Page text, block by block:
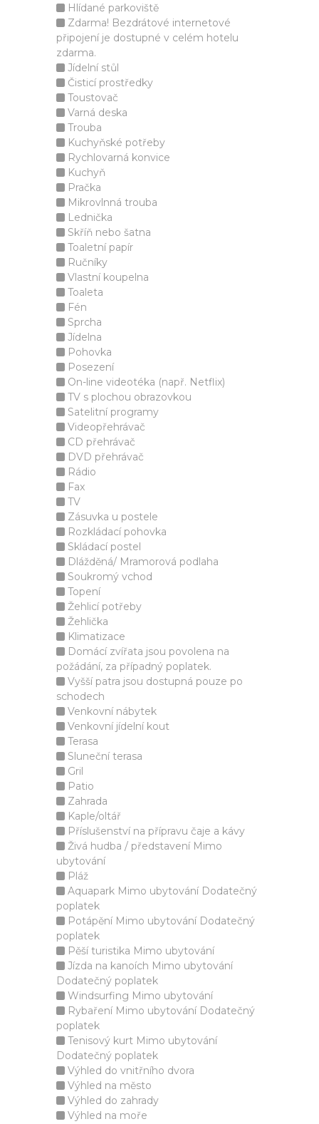
Hlídané parkoviště
Zdarma! Bezdrátové internetové
připojení je dostupné v celém hotelu
zdarma.
Jídelní stůl
Čisticí prostředky
Toustovač
Varná deska
Trouba
Kuchyňské potřeby
Rychlovarná konvice
Kuchyň
Pračka
Mikrovlnná trouba
Lednička
Skříň nebo šatna
Toaletní papír
Ručníky
Vlastní koupelna
Toaleta
Fén
Sprcha
Jídelna
Pohovka
Posezení
On-line videotéka (např. Netflix)
TV s plochou obrazovkou
Satelitní programy
Videopřehrávač
CD přehrávač
DVD přehrávač
Rádio
Fax
TV
Zásuvka u postele
Rozkládací pohovka
Skládací postel
Dlážděná/ Mramorová podlaha
Soukromý vchod
Topení
Žehlicí potřeby
Žehlička
Klimatizace
Domácí zvířata jsou povolena na
požádání, za případný poplatek.
Vyšší patra jsou dostupná pouze po
schodech
Venkovní nábytek
Venkovní jídelní kout
Terasa
Sluneční terasa
Gril
Patio
Zahrada
Kaple/oltář
Příslušenství na přípravu čaje a kávy
Živá hudba / představení Mimo
ubytování
Pláž
Aquapark Mimo ubytování Dodatečný
poplatek
Potápění Mimo ubytování Dodatečný
poplatek
Pěší turistika Mimo ubytování
Jízda na kanoích Mimo ubytování
Dodatečný poplatek
Windsurfing Mimo ubytování
Rybaření Mimo ubytování Dodatečný
poplatek
Tenisový kurt Mimo ubytování
Dodatečný poplatek
Výhled do vnitřního dvora
Výhled na město
Výhled do zahrady
Výhled na moře